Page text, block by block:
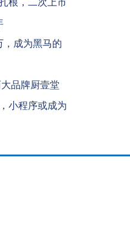
根，二次上市
，成为黑马的
品牌厨壹堂
小程序或成为